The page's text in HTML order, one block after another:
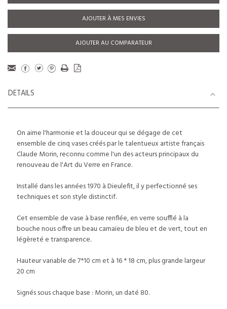
AJOUTER À MES ENVIES
AJOUTER AU COMPARATEUR
DETAILS
On aime l'harmonie et la douceur qui se dégage de cet
ensemble de cinq vases créés par le talentueux artiste français
Claude Morin, reconnu comme l'un des acteurs principaux du
renouveau de l'Art du Verre en France.
Installé dans les années 1970 à Dieulefit, il y perfectionné ses
techniques et son style distinctif.
Cet ensemble de vase à base renflée, en verre soufflé à la
bouche nous offre un beau camaïeu de bleu et de vert, tout en
légèreté e transparence.
Hauteur variable de 7*10 cm et à 16 * 18 cm, plus grande largeur
20 cm
Signés sous chaque base : Morin, un daté 80.